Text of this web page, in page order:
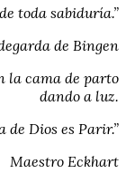
toda sabiduría.”
de Bingen
la cama de parto
dando a luz.
de Dios es Parir.”
Maestro Eckhart